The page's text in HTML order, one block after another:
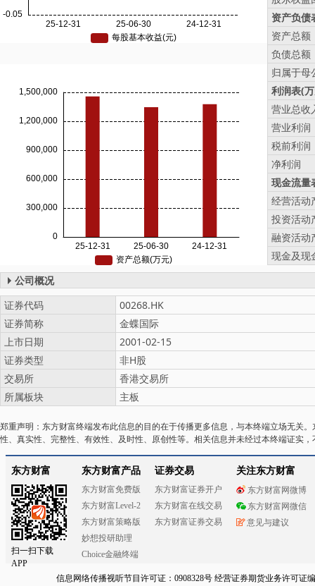
资产负债
资产总额
负债总额
归属于母
利润表(
营业总收
营业利润
税前利润
净利润
现金流量
经营活动
投资活动
融资活动
现金及现
公司概况
证券代码
00268.HK
证券简称
金蝶国际
上市日期
2001-02-15
证券类型
非H股
交易所
香港交易所
所属板块
主板
郑重声明：东方财富终端发布此信息的目的在于传播更多信息，与本终端立场无关
性、真实性、完整性、有效性、及时性、原创性等。相关信息并未经过本终端证实